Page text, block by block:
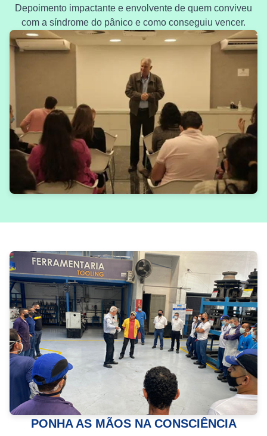
Depoimento impactante e envolvente de quem conviveu
com a síndrome do pânico e como conseguiu vencer.
PONHA AS MÃOS NA CONSCIÊNCIA